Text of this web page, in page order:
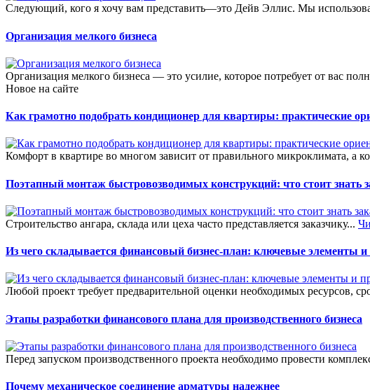
Следующий, кого я хочу вам представить—это Дейв Эллис. Мы
Организация мелкого бизнеса
Организация мелкого бизнеса — это усилие, которое потребует от вас
Новое на сайте
Как грамотно подобрать кондиционер для квартиры: практические
Комфорт в квартире во многом зависит от правильного микроклимата, а
Поэтапный монтаж быстровозводимых конструкций: что стоит знать
Строительство ангара, склада или цеха часто представляется заказчику...
Из чего складывается финансовый бизнес-план: ключевые элементы и
Любой проект требует предварительной оценки необходимых ресурсов,
Этапы разработки финансового плана для производственного бизнеса
Перед запуском производственного проекта необходимо провести
Почему механическое соединение арматуры надежнее